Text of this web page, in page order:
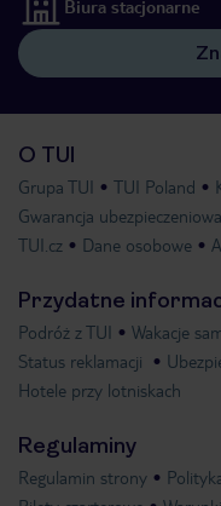
Biura stacjonarne
O TUI
Grupa TUI TUI Poland
Gwarancja ubezpieczeniowa
TUI.cz
Dane osobowe
Przydatne
Podróż z TUI Wakacje
Status reklamacji
Hotele przy lotniskach
Regulaminy
Regulamin strony